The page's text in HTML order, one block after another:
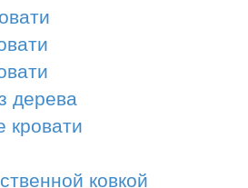
дерева
кровати
ковкой